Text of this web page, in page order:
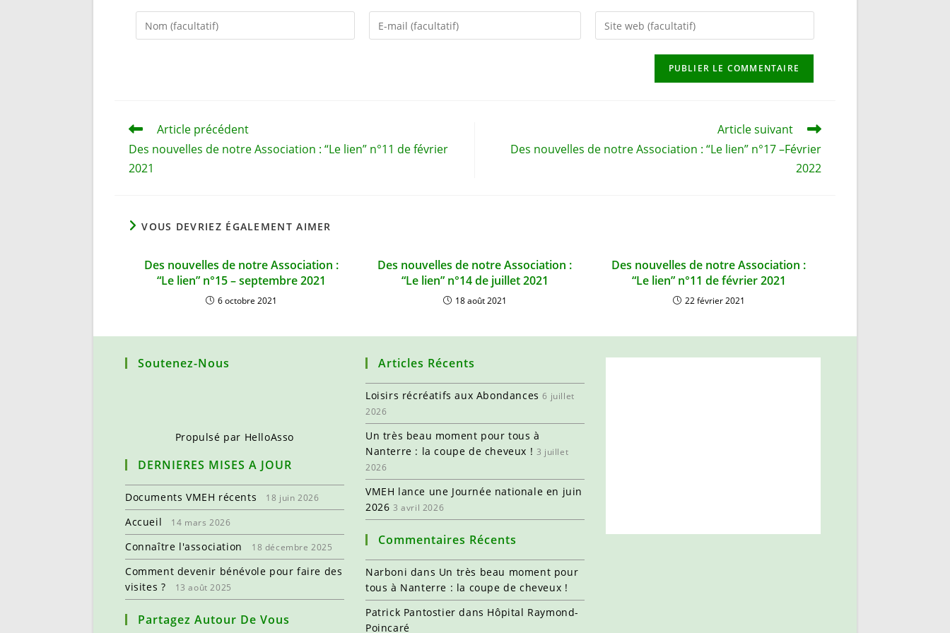
your
your
Saisir
l’URL
Read
more
articles
Article précédent
Des nouvelles de notre Association : “Le lien” n°11 de février
2021
Article suivant
Des nouvelles de notre Association : “Le lien” n°17 –Février
2022
VOUS DEVRIEZ ÉGALEMENT AIMER
Des nouvelles de notre Association :
“Le lien” n°15 – septembre 2021
6 octobre 2021
Des nouvelles de notre Association :
“Le lien” n°14 de juillet 2021
18 août 2021
Des nouvelles de notre Association :
“Le lien” n°11 de février 2021
22 février 2021
Soutenez-Nous
Propulsé par HelloAsso
DERNIERES MISES A JOUR
Documents VMEH récents 18 juin 2026
Accueil 14 mars 2026
Connaître l'association 18 décembre 2025
Comment devenir bénévole pour faire des
visites ?
13 août 2025
Partagez Autour De Vous
Articles Récents
Loisirs récréatifs aux Abondances 6 juillet
2026
Un très beau moment pour tous à
Nanterre : la coupe de cheveux ! 3 juillet
2026
VMEH lance une Journée nationale en juin
2026 3 avril 2026
Commentaires Récents
Narboni dans Un très beau moment pour
tous à Nanterre : la coupe de cheveux !
Patrick Pantostier dans Hôpital Raymond-
Poincaré